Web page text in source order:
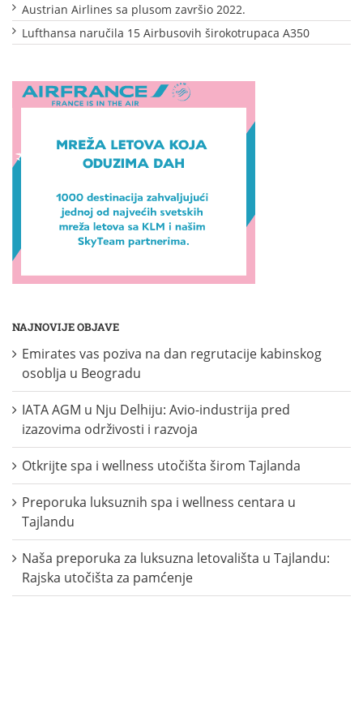
Austrian Airlines sa plusom završio 2022.
Lufthansa naručila 15 Airbusovih širokotrupaca A350
NAJNOVIJE OBJAVE
Emirates vas poziva na dan regrutacije kabinskog
osoblja u Beogradu
IATA AGM u Nju Delhiju: Avio-industrija pred
izazovima održivosti i razvoja
Otkrijte spa i wellness utočišta širom Tajlanda
Preporuka luksuznih spa i wellness centara u
Tajlandu
Naša preporuka za luksuzna letovališta u Tajlandu:
Rajska utočišta za pamćenje